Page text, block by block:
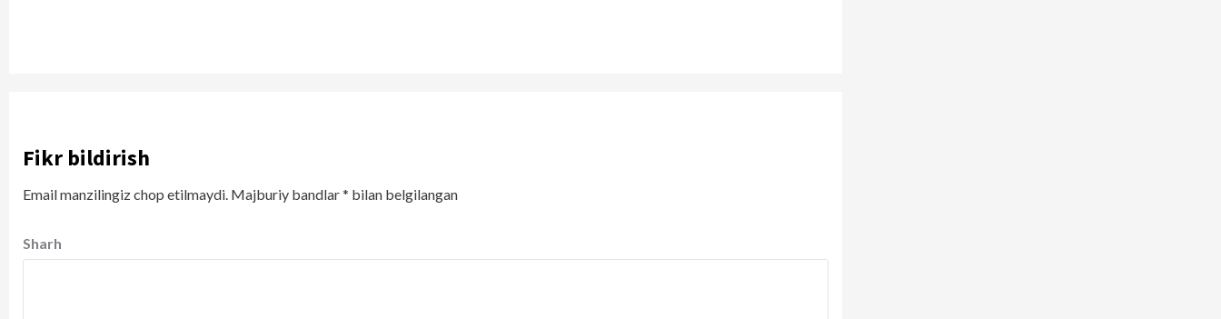
Fikr bildirish
Email manzilingiz chop etilmaydi. Majburiy bandlar* bilan belgilangan
Sharh